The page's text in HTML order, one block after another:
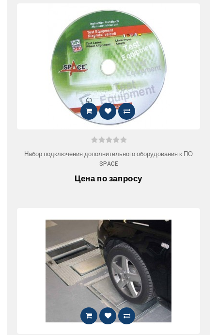
Набор подключения дополнительного оборудования к ПО
SPACE
Цена по запросу